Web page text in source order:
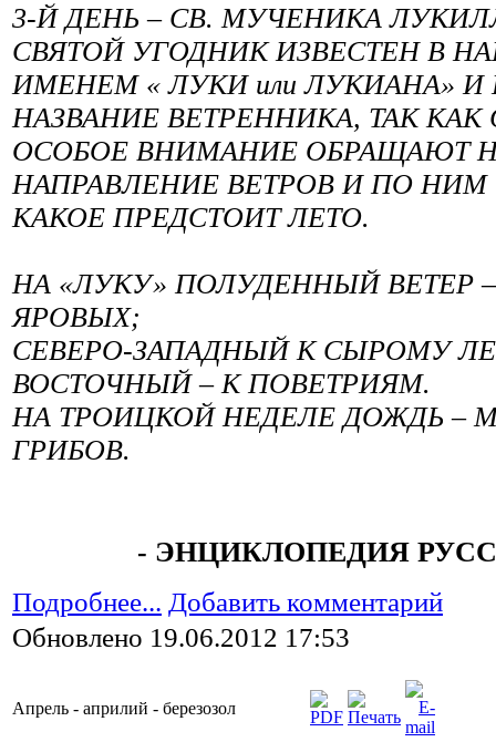
3-Й ДЕНЬ – СВ. МУЧЕНИКА
СВЯТОЙ УГОДНИК ИЗВЕСТЕН В
ИМЕНЕМ « ЛУКИ или ЛУКИАНА» И
НАЗВАНИЕ ВЕТРЕННИКА, ТАК КАК
ОСОБОЕ ВНИМАНИЕ ОБРАЩАЮТ
НАПРАВЛЕНИЕ ВЕТРОВ И ПО НИМ
КАКОЕ ПРЕДСТОИТ ЛЕТО.
НА «ЛУКУ» ПОЛУДЕННЫЙ ВЕТЕР
ЯРОВЫХ;
СЕВЕРО-ЗАПАДНЫЙ К СЫРОМУ
ВОСТОЧНЫЙ – К ПОВЕТРИЯМ.
НА ТРОИЦКОЙ НЕДЕЛЕ ДОЖДЬ –
ГРИБОВ.
- ЭНЦИКЛОПЕДИЯ
Подробнее... Добавить комментарий
Обновлено 19.06.2012 17:53
Апрель - априлий - березозол